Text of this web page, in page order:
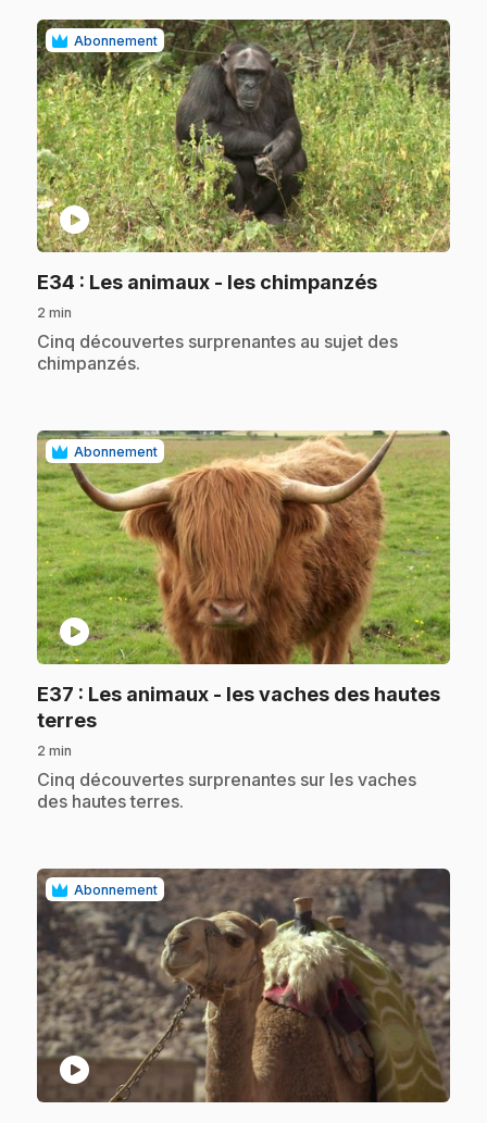
Abonnement
play_circle
E34 : Les animaux - les chimpanzés.
2 min
.Cinq découvertes surprenantes au sujet des
chimpanzés.
Abonnement
play_circle
E37 : Les animaux - les vaches des hautes
terres.
2 min
.Cinq découvertes surprenantes sur les vaches
des hautes terres.
Abonnement
play_circle